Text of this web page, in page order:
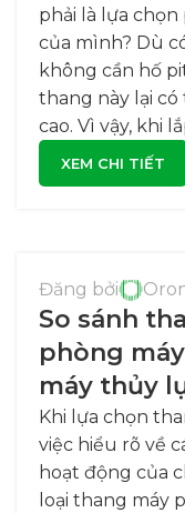
phải là lựa
của mình? Dù
không cần hố
thang này lại
cao. Vì vậy, khi
XEM CHI TIẾT
Đăng bởi
So sánh
phòng
máy thủy
Khi lựa chọn
việc hiểu rõ về
hoạt động của
loại thang máy